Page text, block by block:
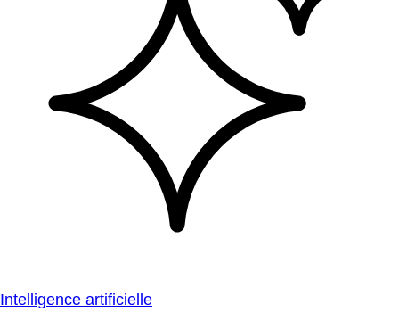
Intelligence artificielle